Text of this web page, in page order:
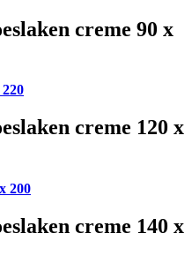
creme 90 x
creme 120 x
200
creme 140 x